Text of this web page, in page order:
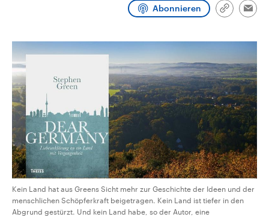
Abonnieren
Link
Kein Land hat aus Greens Sicht mehr zur Geschichte der Ideen und der
menschlichen Schöpferkraft beigetragen. Kein Land ist tiefer in den
Abgrund gestürzt. Und kein Land habe, so der Autor, eine